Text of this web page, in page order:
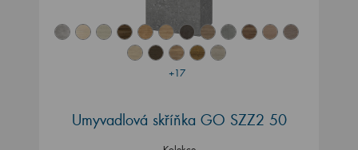
+17
Umyvadlová skříňka GO SZZ2 50